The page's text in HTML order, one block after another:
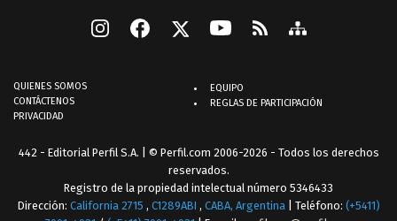
QUIENES SOMOS
CONTÁCTENOS
PRIVACIDAD
EQUIPO
REGLAS DE PARTICIPACIÓN
442 - Editorial Perfil S.A. | © Perfil.com 2006-2026 - Todos los derechos
reservados.
Registro de la propiedad intelectual número 5346433
Dirección: California 2715 , C1289ABI , CABA, Argentina | Teléfono: (+5411)